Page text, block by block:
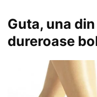
Guta, una
dureroase